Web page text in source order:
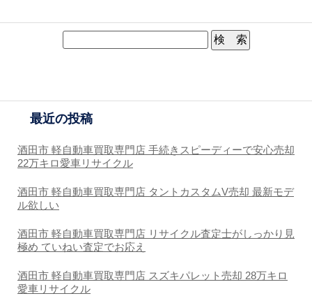
最近の投稿
酒田市 軽自動車買取専門店 手続きスピーディーで安心売却
22万キロ愛車リサイクル
酒田市 軽自動車買取専門店 タントカスタムV売却 最新モデ
ル欲しい
酒田市 軽自動車買取専門店 リサイクル査定士がしっかり見
極め ていねい査定でお応え
酒田市 軽自動車買取専門店 スズキパレット売却 28万キロ
愛車リサイクル